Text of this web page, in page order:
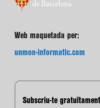
Web maquetada per:
unmon-informatic.com
Subscriu-te